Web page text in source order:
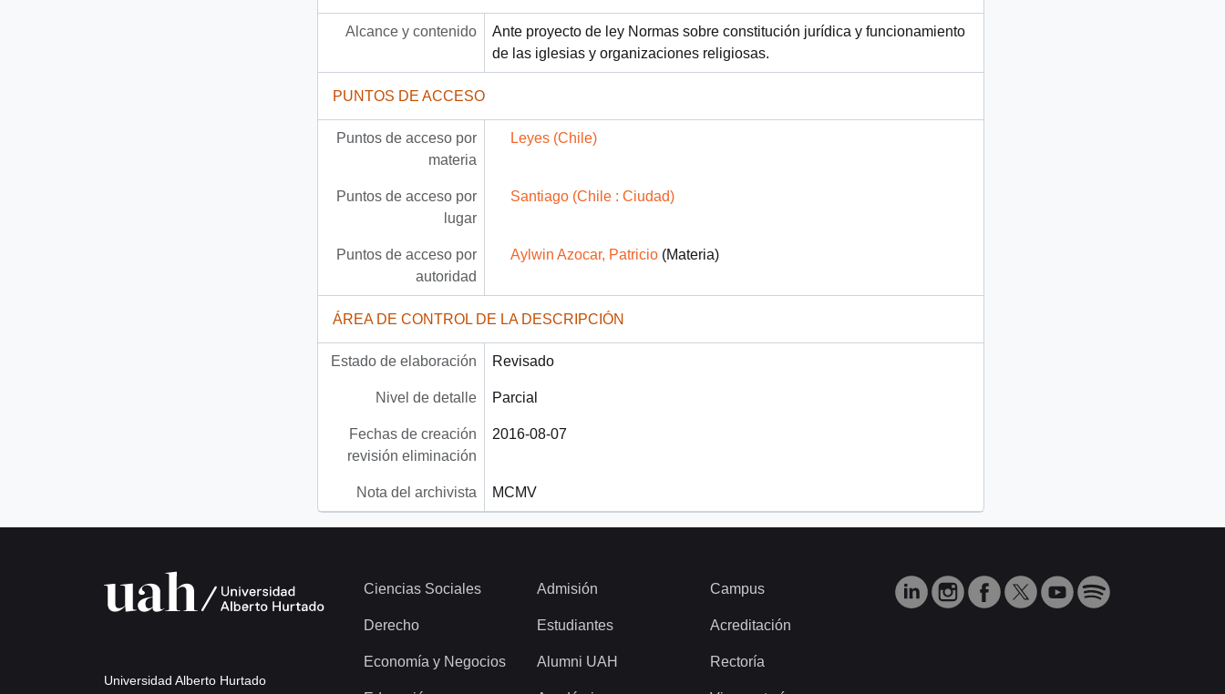
Alcance y contenido
Ante proyecto de ley Normas sobre constitución jurídica y funcionamiento
de las iglesias y organizaciones religiosas.
PUNTOS DE ACCESO
Puntos de acceso por
materia
Leyes (Chile)
Puntos de acceso por
lugar
Santiago (Chile : Ciudad)
Puntos de acceso por
autoridad
Aylwin Azocar, Patricio(Materia)
ÁREA DE CONTROL DE LA DESCRIPCIÓN
Estado de elaboración Revisado
Nivel de detalle Parcial
Fechas de creación
revisión eliminación
2016-08-07
Nota del archivista MCMV
Universidad Alberto Hurtado
Ciencias Sociales
Derecho
Economía y Negocios
Admisión
Estudiantes
Alumni UAH
Campus
Acreditación
Rectoría